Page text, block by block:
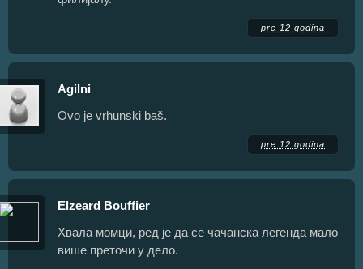
pre 12 godina
Agilni
Ovo je vrhunski baš.
pre 12 godina
Elzeard Bouffier
Хвала момци, ред је да се чачанска легенда мало
више преточи у дело.